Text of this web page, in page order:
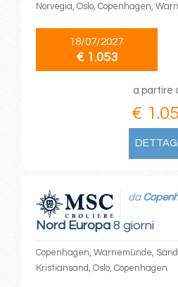
Norvegia, Oslo, Copenhagen,
18/07/2027
€ 1.053
a partire
€
Nord Europa8 giorni
da
Copenhagen, Warnemünde,
Kristiansand, Oslo, Copenhagen